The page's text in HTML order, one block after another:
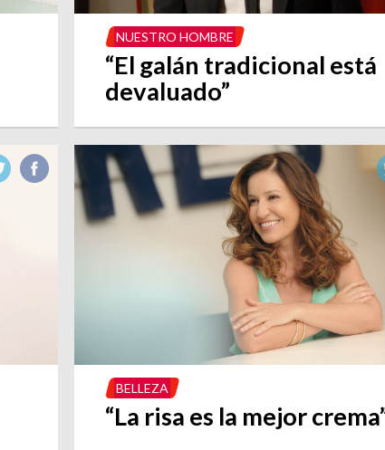
NUESTRO HOMBRE
“El galán tradicional está
devaluado”
BELLEZA
“La risa es la mejor